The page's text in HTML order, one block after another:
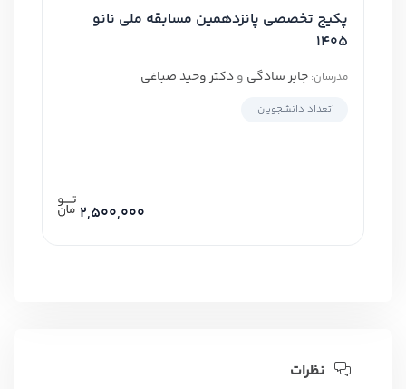
پکیج تخصصی پانزدهمین مسابقه ملی نانو
1405
مدرسان: جابر سادگی ودکتر وحید صباغی
1تعداد دانشجویان:
2,500,000
نظرات